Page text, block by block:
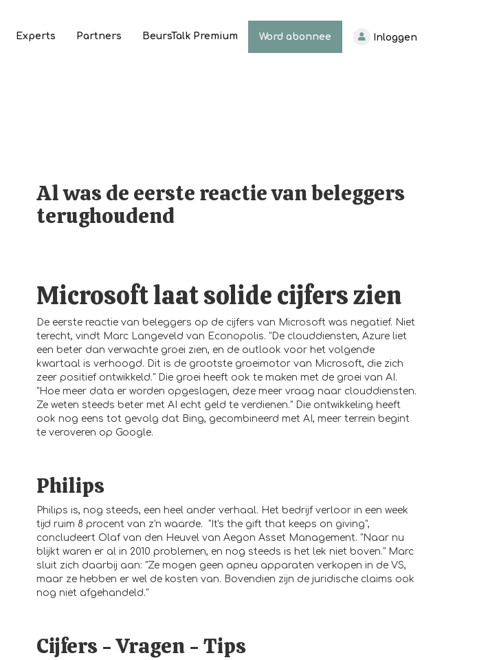
Experts Partners BeursTalk Premium Word abonnee Inloggen
Al was de eerste reactie van beleggers
terughoudend
Microsoft laat solide cijfers zien
De eerste reactie van beleggers op de cijfers van Microsoft was negatief. Niet
terecht, vindt Marc Langeveld van Econopolis. "De clouddiensten, Azure liet
een beter dan verwachte groei zien, en de outlook voor het volgende
kwartaal is verhoogd. Dit is de grootste groeimotor van Microsoft, die zich
zeer positief ontwikkeld." Die groei heeft ook te maken met de groei van AI.
"Hoe meer data er worden opgeslagen, deze meer vraag naar clouddiensten.
Ze weten steeds beter met AI echt geld te verdienen." Die ontwikkeling heeft
ook nog eens tot gevolg dat Bing, gecombineerd met AI, meer terrein begint
te veroveren op Google.
Philips
Philips is, nog steeds, een heel ander verhaal. Het bedrijf verloor in een week
tijd ruim 8 procent van z'n waarde. "It's the gift that keeps on giving",
concludeert Olaf van den Heuvel van Aegon Asset Management. "Naar nu
blijkt waren er al in 2010 problemen, en nog steeds is het lek niet boven." Marc
sluit zich daarbij aan: "Ze mogen geen apneu apparaten verkopen in de VS,
maar ze hebben er wel de kosten van. Bovendien zijn de juridische claims ook
nog niet afgehandeld."
Cijfers - Vragen - Tips